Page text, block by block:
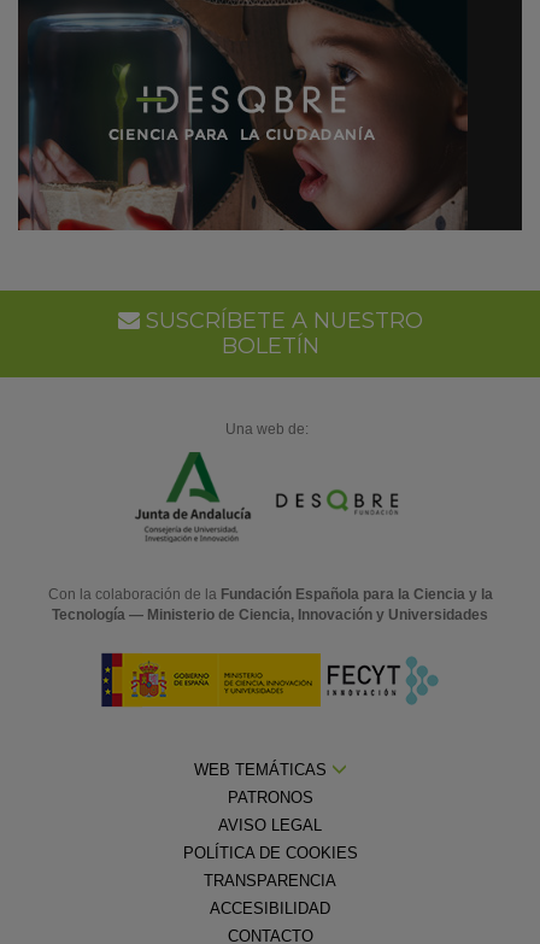
SUSCRÍBETE A NUESTRO
BOLETÍN
Una web de:
Con la colaboración de la Fundación Española para la Ciencia y la
Tecnología — Ministerio de Ciencia, Innovación y Universidades
WEB TEMÁTICAS
PATRONOS
AVISO LEGAL
POLÍTICA DE COOKIES
TRANSPARENCIA
ACCESIBILIDAD
CONTACTO